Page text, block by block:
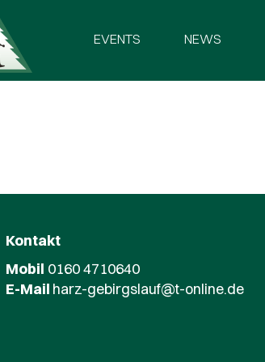
EVENTS NEWS
Kontakt
Mobil 0160 4710640
E-Mail harz-gebirgslauf@t-online.de